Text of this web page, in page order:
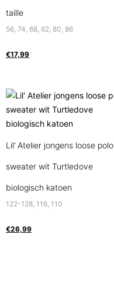
taille
56, 74, 68, 62, 80, 86
€17,99
Lil’ Atelier jongens loose polo
sweater wit Turtledove
biologisch katoen
122-128, 116, 110
€26,99